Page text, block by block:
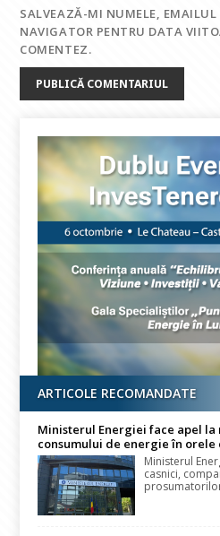
SALVEAZĂ-MI NUMELE, EMAILUL
NAVIGATOR PENTRU DATA
COMENTEZ.
ARTICOLE RECOMANDATE
Ministerul Energiei face apel
consumului de energie în orele
Ministerul
casnici,